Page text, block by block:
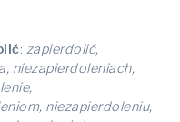
: zapierdolić,
niezapierdoleniach,
niezapierdoleniu,